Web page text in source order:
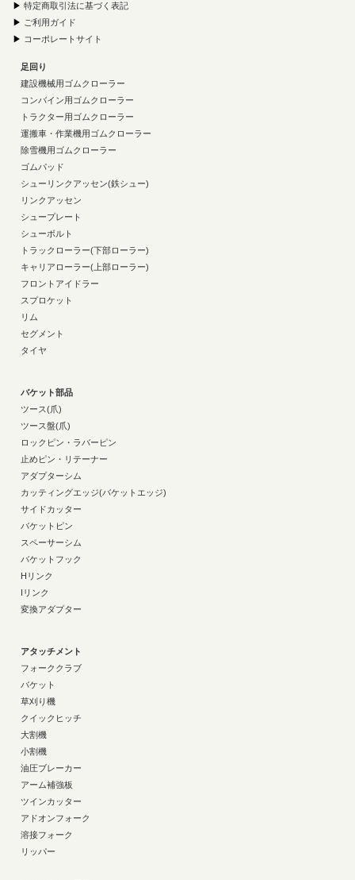
▶ 特定商取引法に基づく表記
▶ ご利用ガイド
▶ コーポレートサイト
足回り
建設機械用ゴムクローラー
コンバイン用ゴムクローラー
トラクター用ゴムクローラー
運搬車・作業機用ゴムクローラー
除雪機用ゴムクローラー
ゴムパッド
シューリンクアッセン(鉄シュー)
リンクアッセン
シュープレート
シューボルト
トラックローラー(下部ローラー)
キャリアローラー(上部ローラー)
フロントアイドラー
スプロケット
リム
セグメント
タイヤ
バケット部品
ツース(爪)
ツース盤(爪)
ロックピン・ラバーピン
止めピン・リテーナー
アダプターシム
カッティングエッジ(バケットエッジ)
サイドカッター
バケットピン
スペーサーシム
バケットフック
Hリンク
Iリンク
変換アダプター
アタッチメント
フォーククラブ
バケット
草刈り機
クイックヒッチ
大割機
小割機
油圧ブレーカー
アーム補強板
ツインカッター
アドオンフォーク
溶接フォーク
リッパー